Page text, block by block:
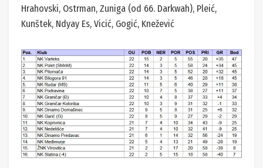
Hrahovski, Ostrman, Zuniga (od 66. Darkwah), Pleić,
Kunštek, Ndyay Es, Vicić, Gogić, Knežević